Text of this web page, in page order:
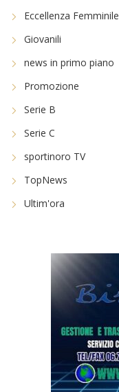
Eccellenza Femminile
Giovanili
news in primo piano
Promozione
Serie B
Serie C
sportinoro TV
TopNews
Ultim'ora